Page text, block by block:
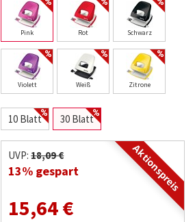
Pink Rot Schwarz
Violett Weiß Zitrone
10 Blatt 30 Blatt
Aktionspreis
UVP:18,09 €
13% gespart
15,64 €